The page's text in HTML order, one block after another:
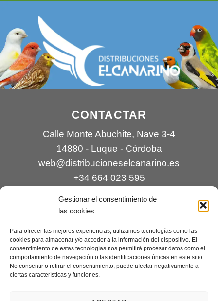
Gestionar el consentimiento de
las cookies
Para ofrecer las mejores experiencias, utilizamos tecnologías como las
cookies para almacenar y/o acceder a la información del dispositivo. El
consentimiento de estas tecnologías nos permitirá procesar datos como el
comportamiento de navegación o las identificaciones únicas en este sitio.
No consentir o retirar el consentimiento, puede afectar negativamente a
ciertas características y funciones.
CONTACTAR
Calle Monte Abuchite, Nave 3-4
14880 - Luque - Córdoba
web@distribucioneselcanarino.es
+34 664 023 595
Contacto|Incidencias|Devoluciones |
Condiciones generales